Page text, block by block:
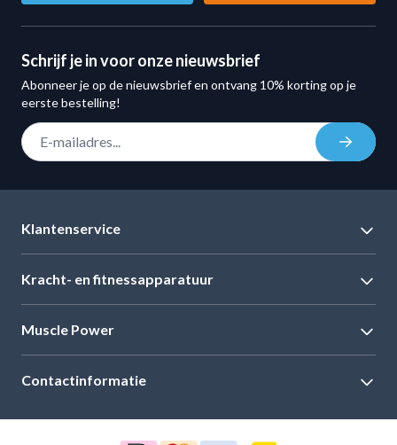
Schrijf je in voor onze nieuwsbrief
Abonneer je op de nieuwsbrief en ontvang 10% korting op je
eerste bestelling!
Klantenservice
Kracht- en fitnessapparatuur
Muscle Power
Contactinformatie